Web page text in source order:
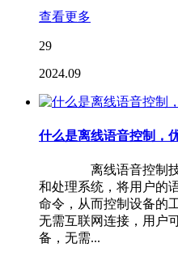
查看更多
29
2024.09
什么是离线语音控制，
离线语音控制技术
和处理系统，将用户的
命令，从而控制设备的
无需互联网连接，用户
备，无需...